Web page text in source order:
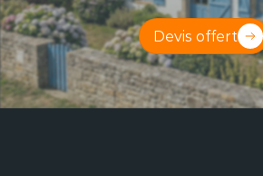
écologique, et ventilation
Devis offert